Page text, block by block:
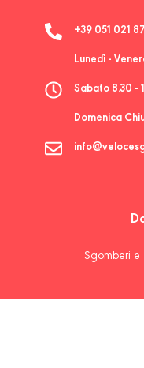
+39 051 021
Lunedì -
Sabato 8.30 -
Domenica
Sgomberi e